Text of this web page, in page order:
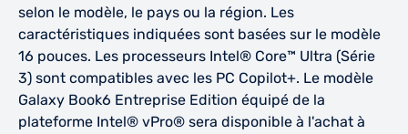
selon le modèle, le pays ou la région. Les
caractéristiques indiquées sont basées sur le modèle
16 pouces. Les processeurs Intel® Core™ Ultra (Série
3) sont compatibles avec les PC Copilot+. Le modèle
Galaxy Book6 Entreprise Edition équipé de la
plateforme Intel® vPro® sera disponible à l'achat à